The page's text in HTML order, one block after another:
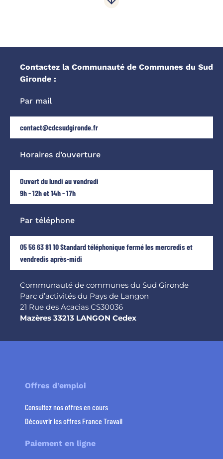
Contactez la Communauté de Communes du Sud
Gironde :
Par mail
contact@cdcsudgironde.fr
Horaires d’ouverture
Ouvert du lundi au vendredi
9h - 12h et 14h - 17h
Par téléphone
05 56 63 81 10 Standard téléphonique fermé les mercredis et
vendredis après-midi
Communauté de communes du Sud Gironde
Parc d’activités du Pays de Langon
21 Rue des Acacias CS30036
Mazères 33213 LANGON Cedex
Offres d’emploi
Consultez nos offres en cours
Découvrir les offres France Travail
Paiement en ligne